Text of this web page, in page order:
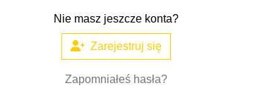
Nie masz jeszcze konta?
Zarejestruj się
Zapomniałeś hasła?